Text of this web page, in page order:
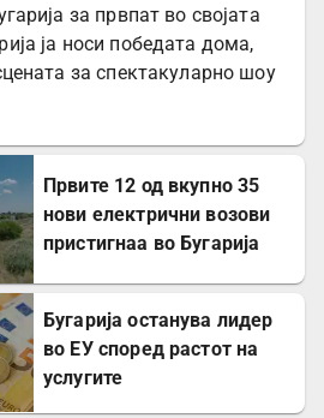
за првпат во својата
ја носи победата дома,
за спектакуларно шоу
Првите 12 од вкупно 35
нови електрични возови
пристигнаа во Бугарија
Бугарија останува лидер
во ЕУ според растот на
услугите